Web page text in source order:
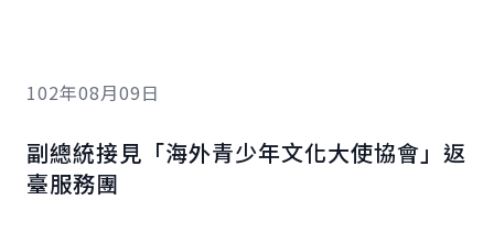
102年08月09日
副總統接見「海外青少年文化大使協會」返
臺服務團